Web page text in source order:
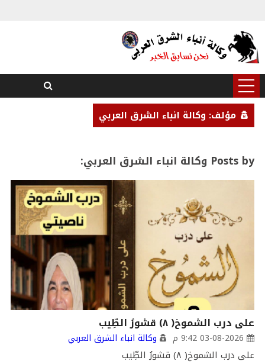
مؤلف: وكالة انباء الشرق العربي
Posts by وكالة انباء الشرق العربي:
على درب الشموخ( ٨) قشورُ الطِّيب
03-08-2026 9:42 م وكالة انباء الشرق العربي
على درب الشموخ( ٨) قشورُ الطِّيب